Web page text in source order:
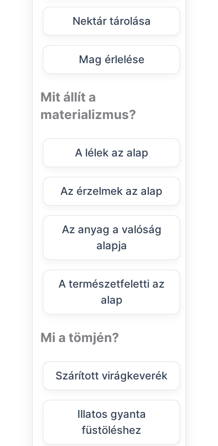
Nektár tárolása
Mag érlelése
Mit állít a
materializmus?
A lélek az alap
Az érzelmek az alap
Az anyag a valóság
alapja
A természetfeletti az
alap
Mi a tömjén?
Szárított virágkeverék
Illatos gyanta
füstöléshez